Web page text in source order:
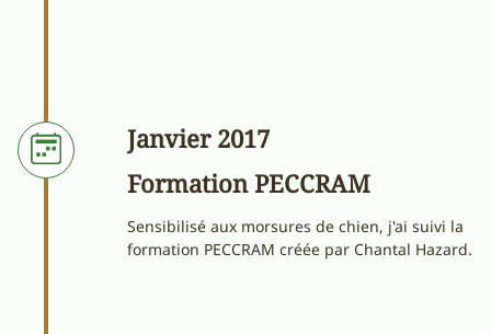
Janvier 2017
Formation PECCRAM
Sensibilisé aux morsures de chien, j'ai suivi la
formation PECCRAM créée par Chantal Hazard.